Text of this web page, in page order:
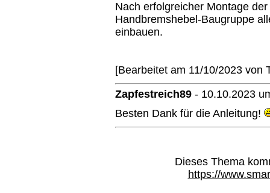
Nach erfolgreicher Montage
Handbremshebel-Baugruppe
einbauen.
[Bearbeitet am 11/10/2023 von
Zapfestreich89 - 10.10.2023
Besten Dank für die Anleitung!
Dieses Thema
https://